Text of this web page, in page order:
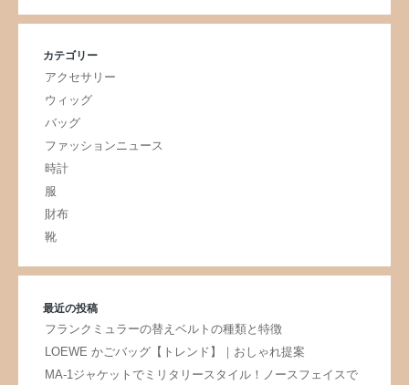
カテゴリー
アクセサリー
ウィッグ
バッグ
ファッションニュース
時計
服
財布
靴
最近の投稿
フランクミュラーの替えベルトの種類と特徴
LOEWE かごバッグ【トレンド】｜おしゃれ提案
MA-1ジャケットでミリタリースタイル！ノースフェイスで